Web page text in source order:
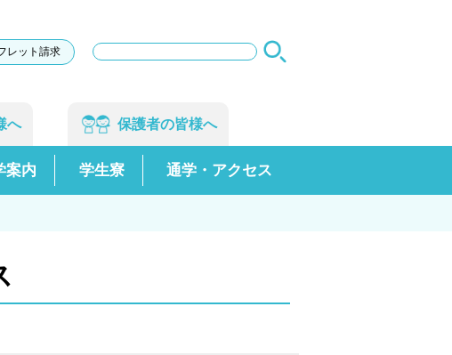
レット請求
サ
検
へ 保護者の皆様へ
案内 学生寮 通学・アクセス